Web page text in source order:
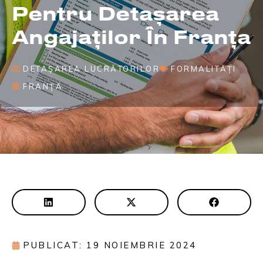
Pentru Detașarea
Angajaților În Franța
DETAȘAREA LUCRĂTORILOR
FORMALITĂȚI
FRANȚA
PUBLICAT: 19 NOIEMBRIE 2024